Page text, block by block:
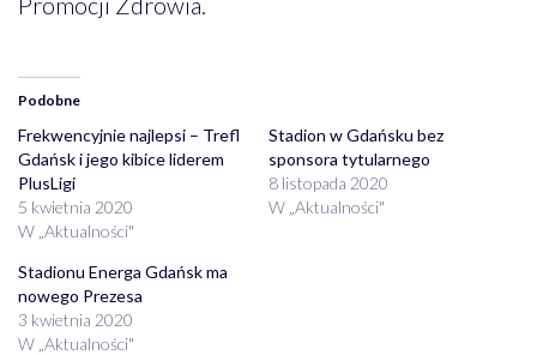
Podobne
Frekwencyjnie najlepsi – Trefl
Gdańsk i jego kibice liderem
PlusLigi
5 kwietnia 2020
W „Aktualności"
Stadion w Gdańsku bez
sponsora tytularnego
8 listopada 2020
W „Aktualności"
Stadionu Energa Gdańsk ma
nowego Prezesa
3 kwietnia 2020
W „Aktualności"